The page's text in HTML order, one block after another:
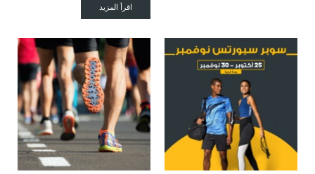
اقرأ المزيد